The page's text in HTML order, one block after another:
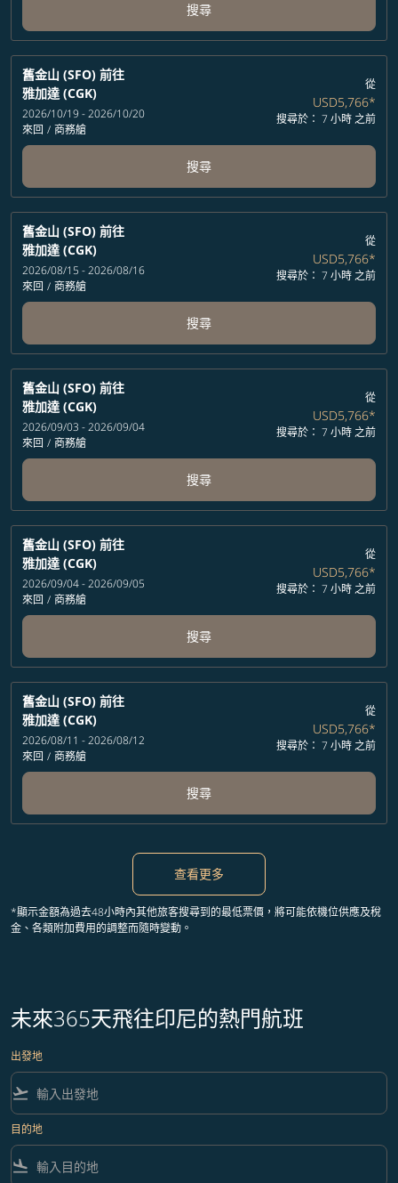
搜尋
舊金山 (SFO) 前往
雅加達 (CGK)
2026/10/19 - 2026/10/20
來回 / 商務艙
從
USD5,766*
搜尋於： 7 小時 之前
搜尋
舊金山 (SFO) 前往
雅加達 (CGK)
2026/08/15 - 2026/08/16
來回 / 商務艙
從
USD5,766*
搜尋於： 7 小時 之前
搜尋
舊金山 (SFO) 前往
雅加達 (CGK)
2026/09/03 - 2026/09/04
來回 / 商務艙
從
USD5,766*
搜尋於： 7 小時 之前
搜尋
舊金山 (SFO) 前往
雅加達 (CGK)
2026/09/04 - 2026/09/05
來回 / 商務艙
從
USD5,766*
搜尋於： 7 小時 之前
搜尋
舊金山 (SFO) 前往
雅加達 (CGK)
2026/08/11 - 2026/08/12
來回 / 商務艙
從
USD5,766*
搜尋於： 7 小時 之前
搜尋
查看更多
*顯示金額為過去48小時內其他旅客搜尋到的最低票價，將可能依機位供應及稅
金、各類附加費用的調整而隨時變動。
未來365天飛往印尼的熱門航班
出發地
flight_takeoff
目的地
flight_land